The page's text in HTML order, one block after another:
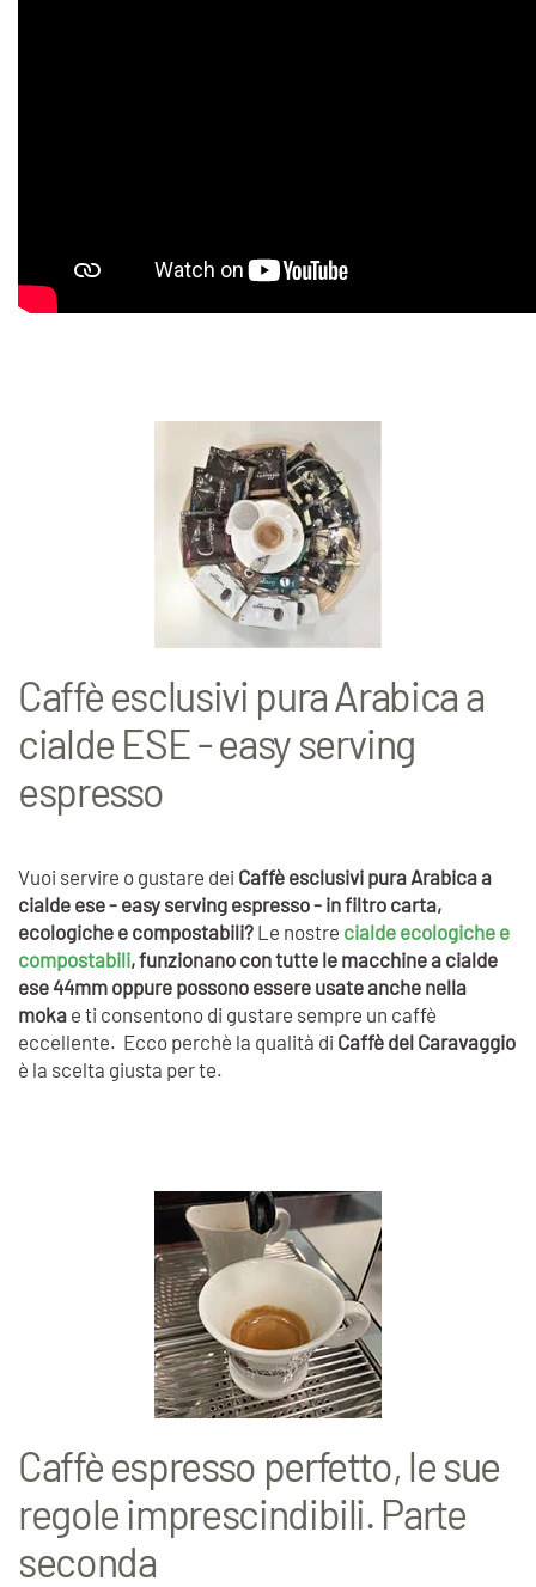
Caffè esclusivi pura Arabica a
cialde ESE - easy serving
espresso
Vuoi servire o gustare dei Caffè esclusivi pura Arabica a
cialde ese - easy serving espresso - in filtro carta,
ecologiche e compostabili? Le nostre cialde ecologiche e
compostabili, funzionano con tutte le macchine a cialde
ese 44mm oppure possono essere usate anche nella
moka e ti consentono di gustare sempre un caffè
eccellente. Ecco perchè la qualità di Caffè del Caravaggio
è la scelta giusta per te.
Caffè espresso perfetto, le sue
regole imprescindibili. Parte
seconda